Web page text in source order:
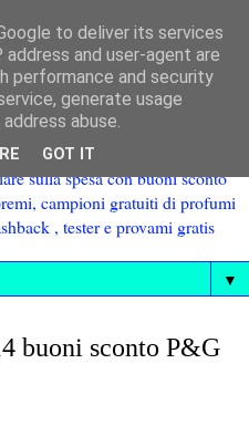
sulla spesa con buoni sconto
campioni gratuiti di profumi
, tester e provami gratis
▼
buoni sconto P&G
to deliver its services
and user-agent are
performance and security
generate usage
abuse.
GOT IT